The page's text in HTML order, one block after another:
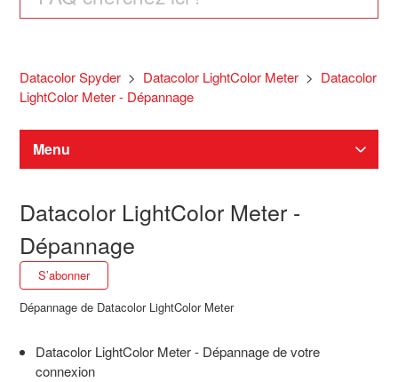
Datacolor Spyder Datacolor LightColor Meter
Datacolor
LightColor Meter - Dépannage
Menu
Spyder étalonnage d'écran
SpyderPro / Spyder / SpyderExpress Aide
Spyder X2 Aide
Datacolor LightColor Meter -
Dépannage
S’abonner
Dépannage de Datacolor LightColor Meter
Datacolor LightColor Meter - Dépannage de votre
connexion